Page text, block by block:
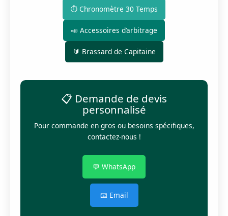
⏱️ Chronomètre 30 Temps
📣 Accessoires d’arbitrage
🔰 Brassard de Capitaine
📋 Demande de devis
personnalisé
Pour commande en gros ou besoins spécifiques,
contactez-nous !
💬 WhatsApp
📧 Email